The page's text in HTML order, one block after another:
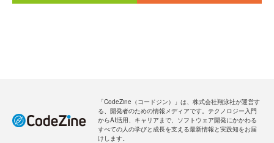
「CodeZine（コードジン）」は、株式会社翔泳社が運営す
る、開発者のための情報メディアです。テクノロジー入門
からAI活用、キャリアまで、ソフトウェア開発にかかわる
すべての人の学びと成長を支える最新情報と実践知をお届
けします。